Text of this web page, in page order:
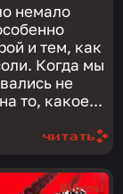
немало
и тем, как
мы
не
то, какое...
читать
#Игры